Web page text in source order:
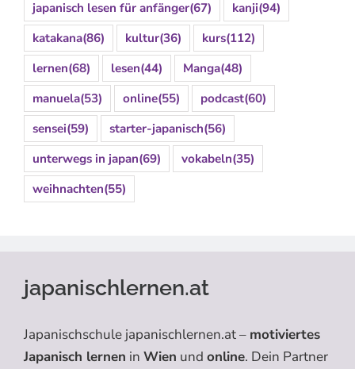
japanisch lesen für anfänger(67) kanji(94)
katakana(86) kultur(36) kurs(112)
lernen(68) lesen(44) Manga(48)
manuela(53) online(55) podcast(60)
sensei(59) starter-japanisch(56)
unterwegs in japan(69) vokabeln(35)
weihnachten(55)
japanischlernen.at
Japanischschule japanischlernen.at – motiviertes
Japanisch lernen in Wien und online. Dein Partner